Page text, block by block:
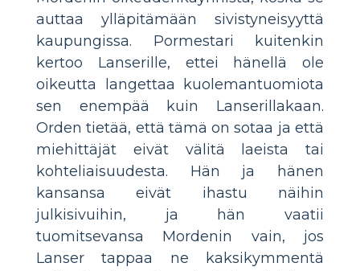
auttaa ylläpitämään sivistyneisyyttä
kaupungissa. Pormestari kuitenkin
kertoo Lanserille, ettei hänellä ole
oikeutta langettaa kuolemantuomiota
sen enempää kuin Lanserillakaan.
Orden tietää, että tämä on sotaa ja että
miehittäjät eivät välitä laeista tai
kohteliaisuudesta. Hän ja hänen
kansansa eivät ihastu näihin
julkisivuihin, ja hän vaatii
tuomitsevansa Mordenin vain, jos
Lanser tappaa ne kaksikymmentä